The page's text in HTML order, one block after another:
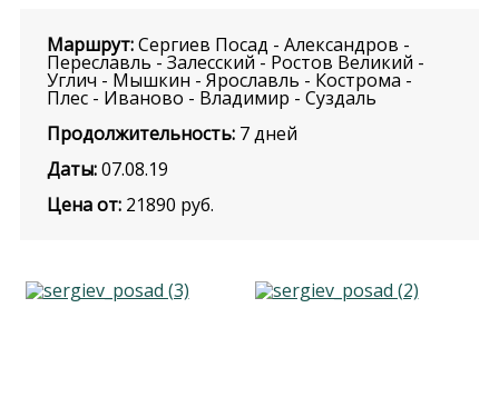
Маршрут: Сергиев Посад - Александров -
Переславль - Залесский - Ростов Великий -
Углич - Мышкин - Ярославль - Кострома -
Плес - Иваново - Владимир - Суздаль
Продолжительность: 7 дней
Даты: 07.08.19
Цена от: 21890 руб.